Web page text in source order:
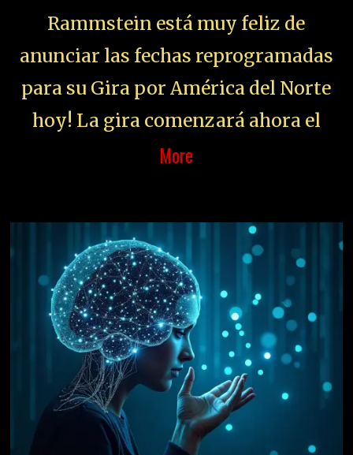
Rammstein está muy feliz de
anunciar las fechas reprogramadas
para su Gira por América del Norte
hoy! La gira comenzará ahora el
More